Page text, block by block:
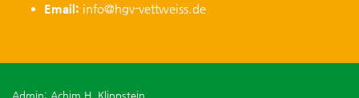
Email: info@hgv-vettweiss.de
Admin: Achim H. Klippstein